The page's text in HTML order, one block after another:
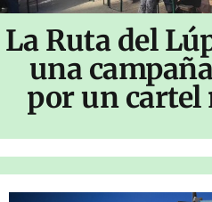
La Ruta del
una
por un